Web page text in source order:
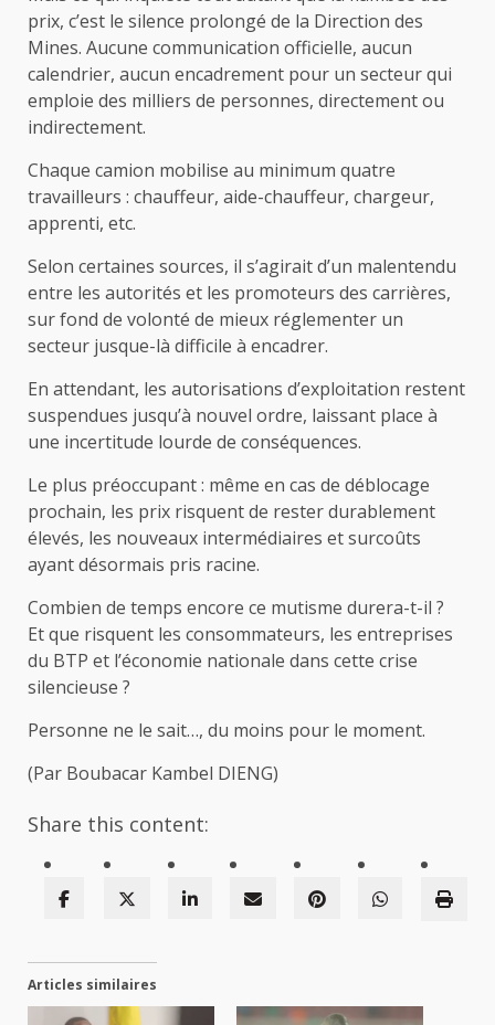
prix, c’est le silence prolongé de la Direction des
Mines. Aucune communication officielle, aucun
calendrier, aucun encadrement pour un secteur qui
emploie des milliers de personnes, directement ou
indirectement.
Chaque camion mobilise au minimum quatre
travailleurs : chauffeur, aide-chauffeur, chargeur,
apprenti, etc.
Selon certaines sources, il s’agirait d’un malentendu
entre les autorités et les promoteurs des carrières,
sur fond de volonté de mieux réglementer un
secteur jusque-là difficile à encadrer.
En attendant, les autorisations d’exploitation restent
suspendues jusqu’à nouvel ordre, laissant place à
une incertitude lourde de conséquences.
Le plus préoccupant : même en cas de déblocage
prochain, les prix risquent de rester durablement
élevés, les nouveaux intermédiaires et surcoûts
ayant désormais pris racine.
Combien de temps encore ce mutisme durera-t-il ?
Et que risquent les consommateurs, les entreprises
du BTP et l’économie nationale dans cette crise
silencieuse ?
Personne ne le sait…, du moins pour le moment.
(Par Boubacar Kambel DIENG)
Share this content:
Articles similaires